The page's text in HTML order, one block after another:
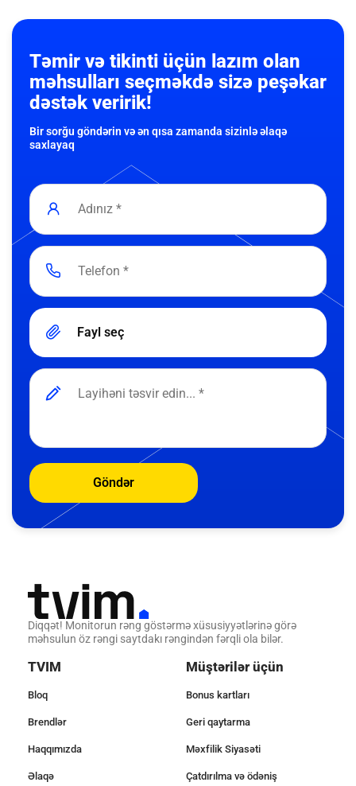
Təmir və tikinti üçün lazım olan
məhsulları seçməkdə sizə peşəkar
dəstək veririk!
Bir sorğu göndərin və ən qısa zamanda sizinlə əlaqə
saxlayaq
Fayl seç
Göndər
Diqqət! Monitorun rəng göstərmə xüsusiyyətlərinə görə
məhsulun öz rəngi saytdakı rəngindən fərqli ola bilər.
TVIM
Bloq
Brendlər
Haqqımızda
Əlaqə
Müştərilər üçün
Bonus kartları
Geri qaytarma
Məxfilik Siyasəti
Çatdırılma və ödəniş